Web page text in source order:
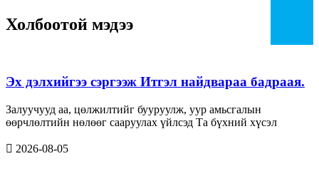
Холбоотой мэдээ
Эх дэлхийгээ сэргээж Итгэл найдвараа бадраая.
Залуучууд аа, цөлжилтийг бууруулж, уур амьсгалын
өөрчлөлтийн нөлөөг сааруулах үйлсэд Та бүхний хүсэл
2026-08-05